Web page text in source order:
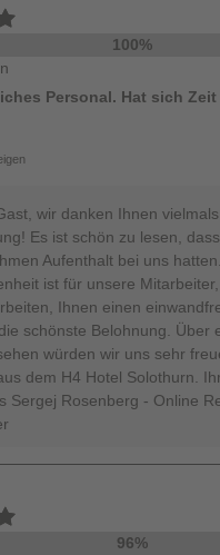
100%
Personal. Hat sich
wir danken Ihnen
Es ist schön zu lesen,
Aufenthalt bei uns
ist für unsere
Ihnen einen
schönste Belohnung. Über
würden wir uns sehr
dem H4 Hotel Solothurn.
Sergej Rosenberg - Online
96%